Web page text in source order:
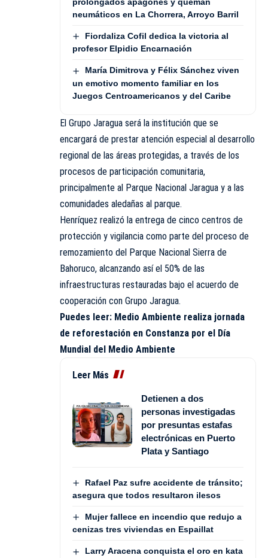
neumáticos en La Chorrera, Arroyo Barril
Fiordaliza Cofil dedica la victoria al
profesor Elpidio Encarnación
María Dimitrova y Félix Sánchez viven
un emotivo momento familiar en los
Juegos Centroamericanos y del Caribe
El Grupo Jaragua será la institución que se
encargará de prestar atención especial al desarrollo
regional de las áreas protegidas, a través de los
procesos de participación comunitaria,
principalmente al Parque Nacional Jaragua y a las
comunidades aledañas al parque.
Henríquez realizó la entrega de cinco centros de
protección y vigilancia como parte del proceso de
remozamiento del Parque Nacional Sierra de
Bahoruco, alcanzando así el 50% de las
infraestructuras restauradas bajo el acuerdo de
cooperación con Grupo Jaragua.
Puedes leer: Medio Ambiente realiza jornada
de reforestación en Constanza por el Día
Mundial del Medio Ambiente
Leer Más
Detienen a dos
personas investigadas
por presuntas estafas
electrónicas en Puerto
Plata y Santiago
Rafael Paz sufre accidente de tránsito;
asegura que todos resultaron ilesos
Mujer fallece en incendio que redujo a
cenizas tres viviendas en Espaillat
Larry Aracena conquista el oro en kata